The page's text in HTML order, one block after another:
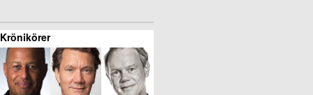
Krönikörer